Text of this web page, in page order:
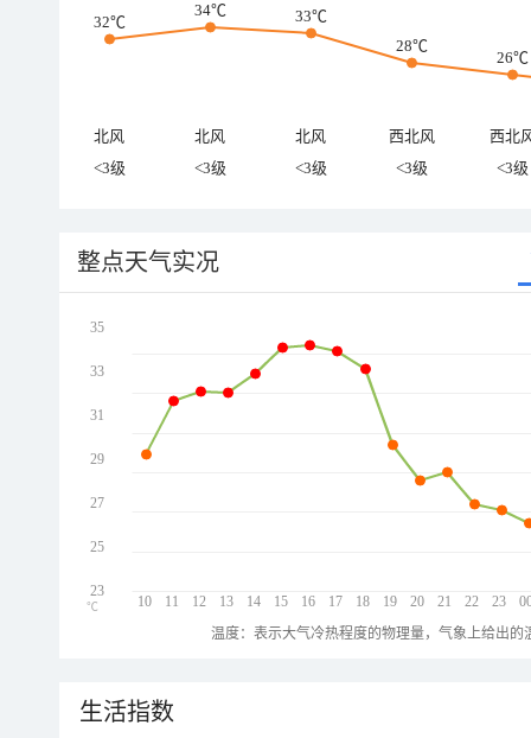
32℃
34℃
33℃
28℃
26℃
北风 北风 北风 西北风
西北
<3级
<3级 <3级 <3级 <3级
整点天气实况
10 11 12 13 14 15 16 17 18 19 20 21 22 23
35
33
31
29
27
25
23
℃
温度：表示大气冷热程度的物理量，气象上给出
生活指数